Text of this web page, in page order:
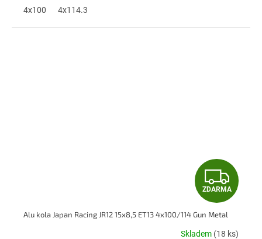
4x100 4x114.3
Z
D
A
ZDARMA
Alu kola Japan Racing JR12 15x8,5 ET13 4x100/114 Gun Metal
Skladem (18 ks)